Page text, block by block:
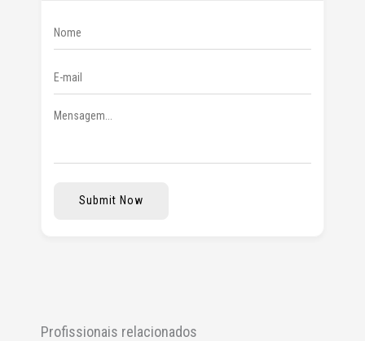
Submit Now
Profissionais relacionados